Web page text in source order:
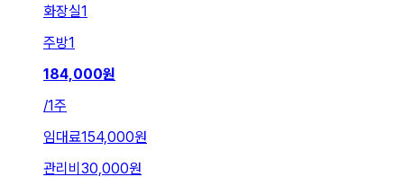
화장실1
주방1
184,000원
/1주
임대료154,000원
관리비 30,000원